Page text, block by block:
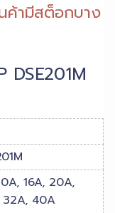
ค้ามีสต็อกบาง
DSE201M
16A, 20A,
32A, 40A